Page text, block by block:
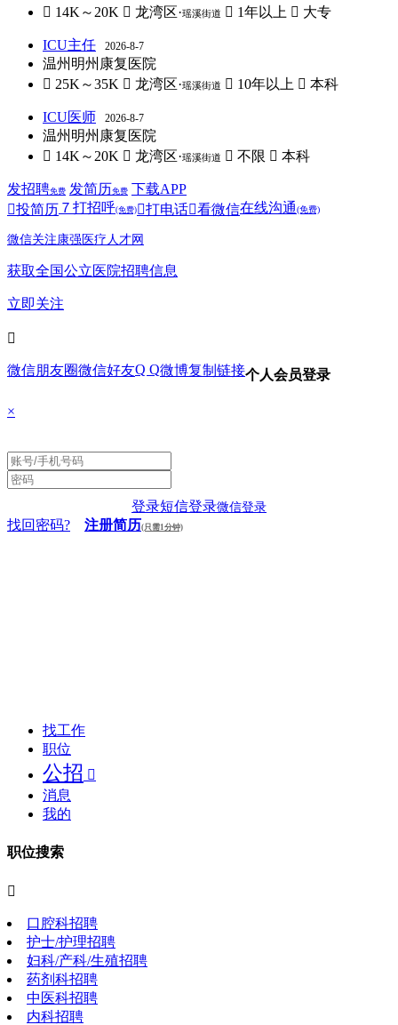
 14K～20K  龙湾区·瑶溪街道  1年以上  大专
ICU主任 2026-8-7
温州明州康复医院
 25K～35K  龙湾区·瑶溪街道  10年以上  本科
ICU医师 2026-8-7
温州明州康复医院
 14K～20K  龙湾区·瑶溪街道  不限  本科
发招聘免费 发简历免费 下载APP
投简历 ７ 打招呼(免费) 打电话看微信在线沟通(免费)
微信关注康强医疗人才网
获取全国公立医院招聘信息
立即关注

微信朋友圈微信好友Q Q微博复制链接个人会员登录
×
登录短信登录微信登录
找回密码? 注册简历(只需1分钟)
找工作
职位
公招 
消息
我的
职位搜索

口腔科招聘
护士/护理招聘
妇科/产科/生殖招聘
药剂科招聘
中医科招聘
内科招聘